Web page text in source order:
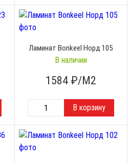
Ламинат Bonkeel Норд 105
В наличии
1584 ₽/М2